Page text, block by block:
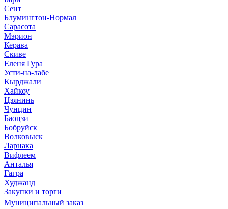
Сент
Блумингтон-Нормал
Сарасота
Мэрион
Керава
Скиве
Еленя Гура
Усти-на-лабе
Кырджали
Хайкоу
Цзянинь
Чунцин
Баоцзи
Бобруйск
Волковыск
Ларнака
Вифлеем
Анталья
Гагра
Худжанд
Закупки и торги
Муниципальный заказ